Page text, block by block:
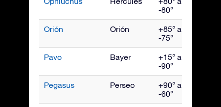
-80°
Orión Orión
+85° a
-75°
Pavo Bayer
+15° a
-90°
Pegasus Perseo
+90° a
-60°